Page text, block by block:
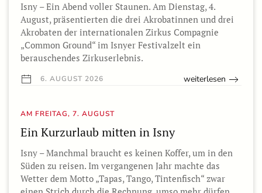
Isny – Ein Abend voller Staunen. Am Dienstag, 4.
August, präsentierten die drei Akrobatinnen und drei
Akrobaten der internationalen Zirkus Compagnie
„Common Ground“ im Isnyer Festivalzelt ein
berauschendes Zirkuserlebnis.
6. AUGUST 2026 weiterlesen
AM FREITAG, 7. AUGUST
Ein Kurzurlaub mitten in Isny
Isny – Manchmal braucht es keinen Koffer, um in den
Süden zu reisen. Im vergangenen Jahr machte das
Wetter dem Motto „Tapas, Tango, Tintenfisch“ zwar